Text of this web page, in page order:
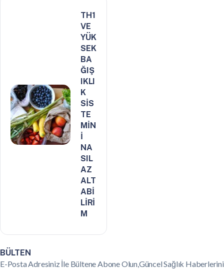
TH1
VE
YÜK
SEK
BA
ĞIŞ
IKLI
K
SİS
TE
MİN
İ
NA
SIL
AZ
ALT
ABİ
LİRİ
M
BÜLTEN
E-Posta Adresiniz İle Bültene Abone Olun,Güncel Sağlık Haberlerini